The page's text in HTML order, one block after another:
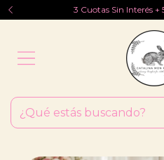
3 Cuotas Sin Interés +